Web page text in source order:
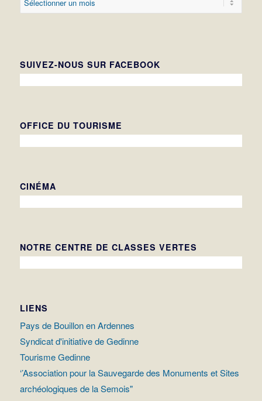
SUIVEZ-NOUS SUR FACEBOOK
OFFICE DU TOURISME
CINÉMA
NOTRE CENTRE DE CLASSES VERTES
LIENS
Pays de Bouillon en Ardennes
Syndicat d'initiative de Gedinne
Tourisme Gedinne
‘’Association pour la Sauvegarde des Monuments et Sites
archéologiques de la Semois"